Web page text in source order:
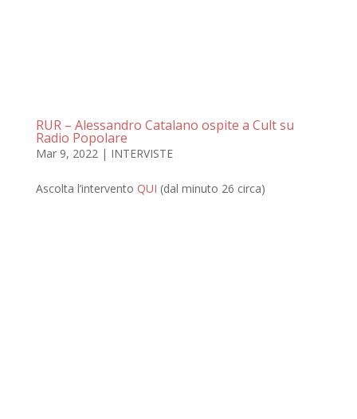
RUR – Alessandro Catalano ospite a Cult su
Radio Popolare
Mar 9, 2022| INTERVISTE
Ascolta l’intervento QUI (dal minuto 26 circa)